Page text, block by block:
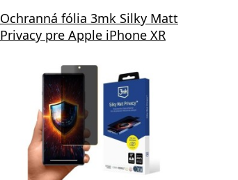
Ochranná fólia 3mk Silky Matt
Privacy pre Apple iPhone XR